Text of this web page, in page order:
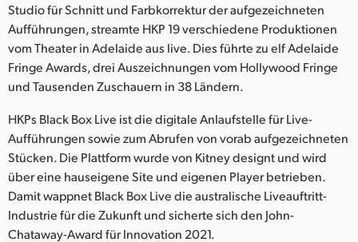
Studio für Schnitt und Farbkorrektur der aufgezeichneten
Aufführungen, streamte HKP 19 verschiedene Produktionen
vom Theater in Adelaide aus live. Dies führte zu elf Adelaide
Fringe Awards, drei Auszeichnungen vom Hollywood Fringe
und Tausenden Zuschauern in 38 Ländern.
HKPs Black Box Live ist die digitale Anlaufstelle für Live-
Aufführungen sowie zum Abrufen von vorab aufgezeichneten
Stücken. Die Plattform wurde von Kitney designt und wird
über eine hauseigene Site und eigenen Player betrieben.
Damit wappnet Black Box Live die australische Liveauftritt-
Industrie für die Zukunft und sicherte sich den John-
Chataway-Award für Innovation 2021.